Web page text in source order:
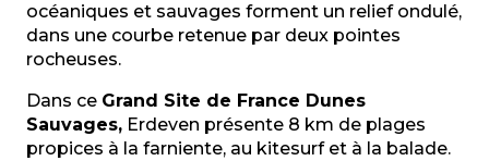
océaniques et sauvages forment un relief ondulé,
dans une courbe retenue par deux pointes
rocheuses.
Dans ce Grand Site de France Dunes
Sauvages, Erdeven présente 8 km de plages
propices à la farniente, au kitesurf et à la balade.